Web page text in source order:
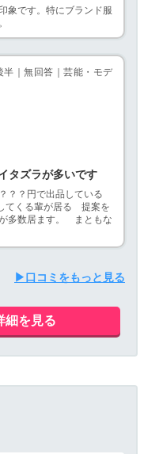
象です。特にブランド服
半｜無回答｜芸能・モデ
タズラが多いです
？？円で出品している
てくる輩が居る 提案を
多数居ます。 まともな
▶口コミをもっと見る
細を見る